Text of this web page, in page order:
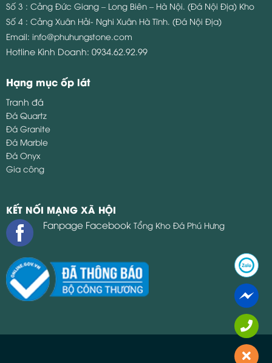
Số 3 : Cảng Đức Giang – Long Biên – Hà Nội. (Đá Nội Địa) Kho
Số 4 : Cảng Xuân Hải- Nghi Xuân Hà Tĩnh. (Đá Nội Địa)
Email: info@phuhungstone.com
Hotline Kinh Doanh: 0934.62.92.99
Hạng mục ốp lát
Tranh đá
Đá Quartz
Đá Granite
Đá Marble
Đá Onyx
Gia công
KẾT NỐI MẠNG XÃ HỘI
Fanpage Facebook Tổng Kho Đá Phú Hưng